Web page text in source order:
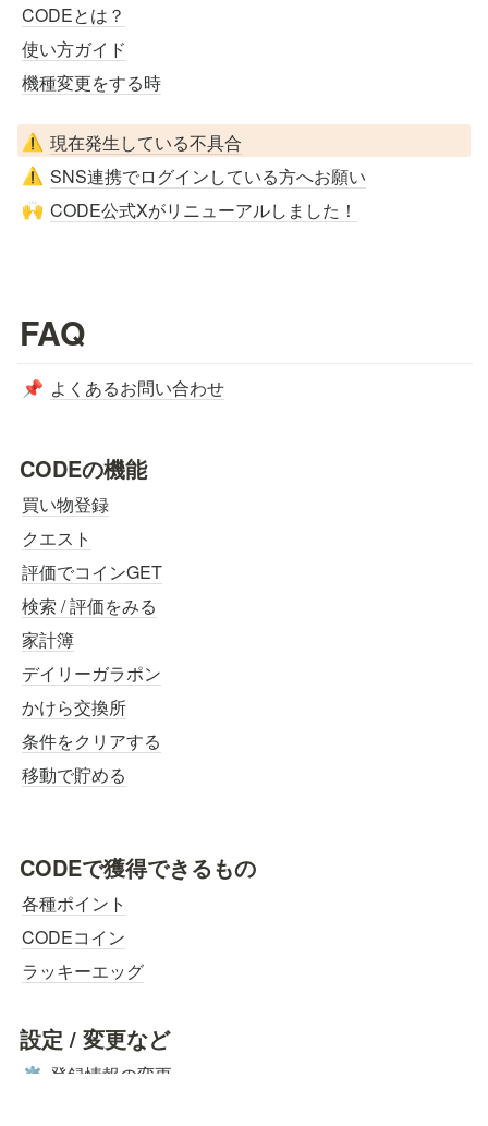
CODEとは？
使い方ガイド
機種変更をする時
⚠️ 現在発生している不具合
⚠️ SNS連携でログインしている方へお願い
🙌 CODE公式Xがリニューアルしました！
FAQ
📌 よくあるお問い合わせ
CODEの機能
買い物登録
クエスト
評価でコインGET
検索 / 評価をみる
家計簿
デイリーガラポン
かけら交換所
条件をクリアする
移動で貯める
CODEで獲得できるもの
各種ポイント
CODEコイン
ラッキーエッグ
設定 / 変更など
⚙️ 登録情報の変更